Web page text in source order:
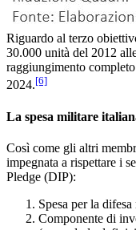
Riguardo al terzo
30.000 unità del 2012
raggiungimento
2024.[6]
La spesa militare
Così come gli altri
impegnata a rispettare i
Pledge (DIP):
Spesa per la
Componente di